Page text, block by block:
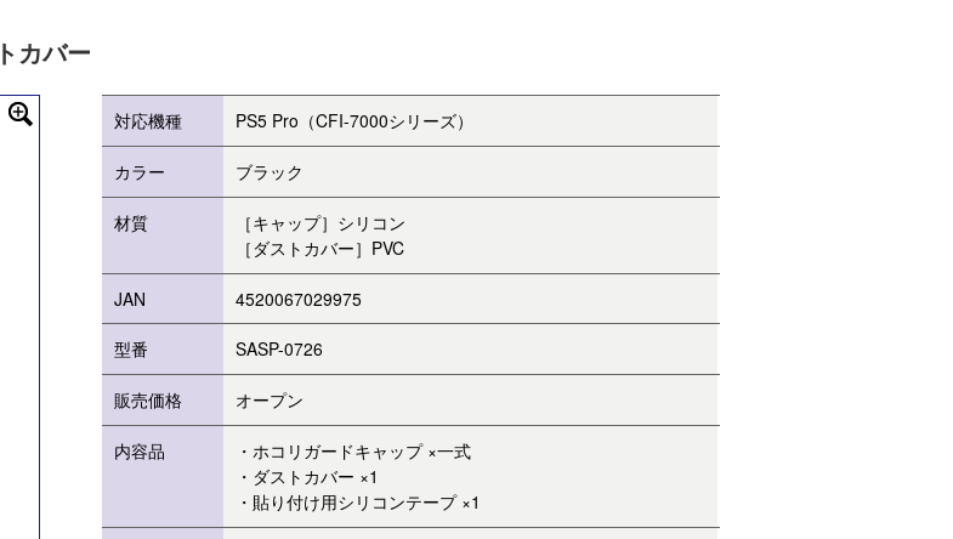
カバー
対応機種 PS5 Pro（CFI-7000シリーズ）
カラー ブラック
材質
［キャップ］シリコン
［ダストカバー］PVC
JAN 4520067029975
型番 SASP-0726
販売価格 オープン
内容品
・ホコリガードキャップ ×一式
・ダストカバー ×1
・貼り付け用シリコンテープ ×1